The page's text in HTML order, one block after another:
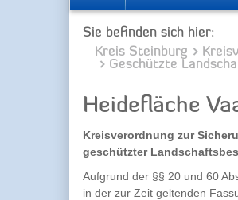
Sie befinden sich hier:
Kreis Steinburg
Geschützte
Heidefläche
Kreisverordnung zur
geschützter
Aufgrund der §§ 20 und 60
in der zur Zeit geltenden